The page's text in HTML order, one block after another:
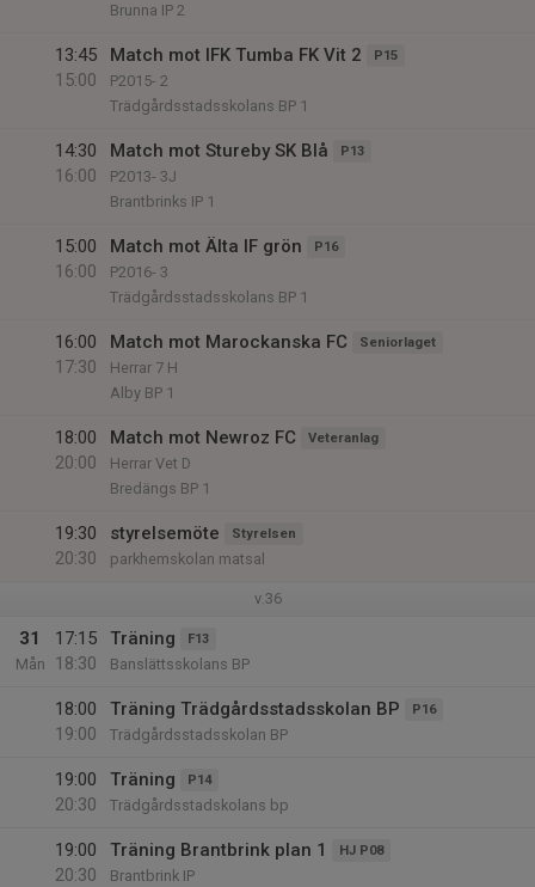
Brunna IP 2
13:45
15:00
Match mot IFK Tumba FK Vit 2 P15
P2015- 2
Trädgårdsstadsskolans BP 1
14:30
16:00
Match mot Stureby SK Blå P13
P2013- 3J
Brantbrinks IP 1
15:00
16:00
Match mot Älta IF grön P16
P2016- 3
Trädgårdsstadsskolans BP 1
16:00
17:30
Match mot Marockanska FC Seniorlaget
Herrar 7 H
Alby BP 1
18:00
20:00
Match mot Newroz FC Veteranlag
Herrar Vet D
Bredängs BP 1
19:30
20:30
styrelsemöte Styrelsen
parkhemskolan matsal
v.36
31
Mån
17:15
18:30
Träning F13
Banslättsskolans BP
18:00
19:00
Träning Trädgårdsstadsskolan BP P16
Trädgårdsstadsskolan BP
19:00
20:30
Träning P14
Trädgårdsstadskolans bp
19:00
20:30
Träning Brantbrink plan 1 HJ P08
Brantbrink IP